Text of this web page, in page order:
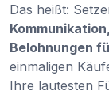
Das heißt:
Belohnungen
einmaligen
Ihre lautesten